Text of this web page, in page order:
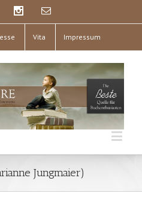
Vita Impressum
Jungmaier)